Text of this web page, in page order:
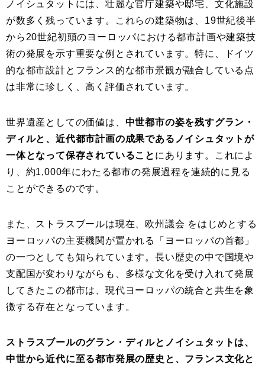
ノイシュタットには、壮麗な官庁建築や邸宅、文化施設
が数多く残っています。これらの建築物は、19世紀後半
から20世紀初頭のヨーロッパにおける都市計画や建築技
術の発展を示す重要な例とされています。特に、ドイツ
的な都市設計とフランス的な都市景観が融合している点
は非常に珍しく、高く評価されています。
世界遺産としての価値は、 中世都市の姿を残すグラン・
ディルと、近代都市計画の成果であるノイシュタットが
一体となって保存されていること にあります。これによ
り、約1,000年にわたる都市の発展過程を連続的に見る
ことができるのです。
また、ストラスブールは現在、欧州議会 をはじめとする
ヨーロッパの主要機関が置かれる「ヨーロッパの首都」
の一つとしても知られています。長い歴史の中で国境や
支配国が変わりながらも、多様な文化を受け入れて発展
してきたこの都市は、現代ヨーロッパの統合と共生を象
徴する存在となっています。
ストラスブールのグラン・ディルとノイシュタットは、
中世から近代に至る都市発展の歴史と、フランス文化と